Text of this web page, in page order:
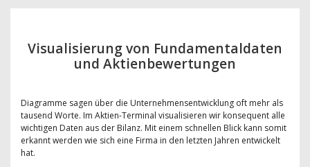
Visualisierung von Fundamentaldaten
und Aktienbewertungen
Diagramme sagen über die Unternehmensentwicklung oft mehr als
tausend Worte. Im Aktien-Terminal visualisieren wir konsequent alle
wichtigen Daten aus der Bilanz. Mit einem schnellen Blick kann somit
erkannt werden wie sich eine Firma in den letzten Jahren entwickelt
hat.